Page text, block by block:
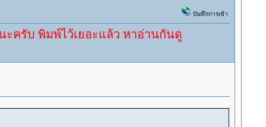
บันทึกการเข้า
มพ์ไว้เยอะแล้ว หาอ่านกันดู